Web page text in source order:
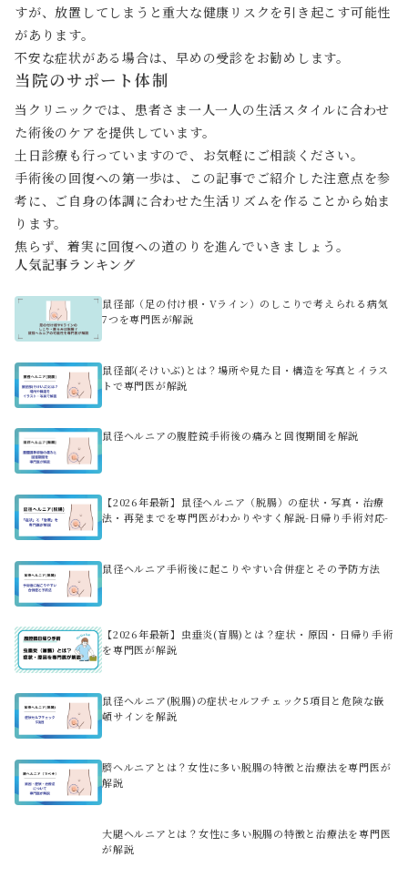
すが、放置してしまうと重大な健康リスクを引き起こす可能性
があります。
不安な症状がある場合は、早めの受診をお勧めします。
当院のサポート体制
当クリニックでは、患者さま一人一人の生活スタイルに合わせ
た術後のケアを提供しています。
土日診療も行っていますので、お気軽にご相談ください。
手術後の回復への第一歩は、この記事でご紹介した注意点を参
考に、ご自身の体調に合わせた生活リズムを作ることから始ま
ります。
焦らず、着実に回復への道のりを進んでいきましょう。
人気記事ランキング
鼠径部（足の付け根・Vライン）のしこりで考えられる病気
7つを専門医が解説
鼠径部(そけいぶ)とは？場所や見た目・構造を写真とイラス
トで専門医が解説
鼠径ヘルニアの腹腔鏡手術後の痛みと回復期間を解説
【2026年最新】鼠径ヘルニア（脱腸）の症状・写真・治療
法・再発までを専門医がわかりやすく解説-日帰り手術対応-
鼠径ヘルニア手術後に起こりやすい合併症とその予防方法
【2026年最新】虫垂炎(盲腸)とは？症状・原因・日帰り手術
を専門医が解説
鼠径ヘルニア(脱腸)の症状セルフチェック5項目と危険な嵌
頓サインを解説
臍ヘルニアとは？女性に多い脱腸の特徴と治療法を専門医が
解説
大腿ヘルニアとは？女性に多い脱腸の特徴と治療法を専門医
が解説